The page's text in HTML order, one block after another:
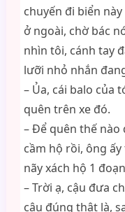
chuyến đi biển
ở ngoài, chờ bác
nhìn tôi, cánh tay
lưỡi nhỏ nhắn
– Ủa, cái balo của
quên trên xe đó.
– Để quên thế nào
cầm hộ rồi, ông
nãy xách hộ 1
– Trời ạ, cậu đưa
cậu đúng thật là,